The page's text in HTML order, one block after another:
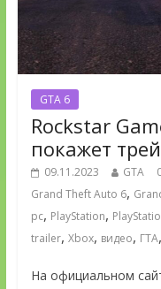
GTA 6
Rockstar
покажет
09.11.2023 GTA
Grand Theft Auto 6,
pc, PlayStation,
trailer, Xbox, видео, ГТА,
На официальном